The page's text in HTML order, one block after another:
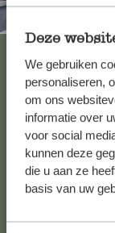
Deze
We gebruiken
personaliseren,
om ons
informatie over
voor social
kunnen deze
die u aan ze
basis van uw
Pour toute
veuillez